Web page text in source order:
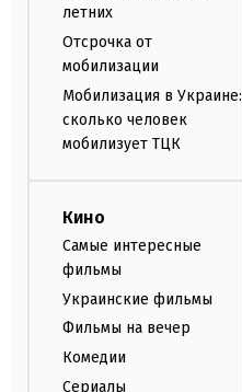
летних
Отсрочка от
мобилизации
Мобилизация в Украине:
сколько человек
мобилизует ТЦК
Кино
Самые интересные
фильмы
Украинские фильмы
Фильмы на вечер
Комедии
Сериалы